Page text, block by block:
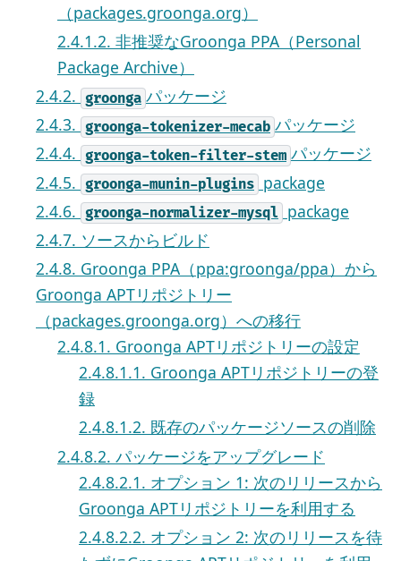
（packages.groonga.org）
2.4.1.2. 非推奨なGroonga PPA（Personal
Package Archive）
2.4.2. groonga パッケージ
2.4.3. groonga-tokenizer-mecab パッケージ
2.4.4. groonga-token-filter-stem パッケージ
2.4.5. groonga-munin-plugins package
2.4.6. groonga-normalizer-mysql package
2.4.7. ソースからビルド
2.4.8. Groonga PPA（ppa:groonga/ppa）から
Groonga APTリポジトリー
（packages.groonga.org）への移行
2.4.8.1. Groonga APTリポジトリーの設定
2.4.8.1.1. Groonga APTリポジトリーの登
録
2.4.8.1.2. 既存のパッケージソースの削除
2.4.8.2. パッケージをアップグレード
2.4.8.2.1. オプション 1: 次のリリースから
Groonga APTリポジトリーを利用する
2.4.8.2.2. オプション 2: 次のリリースを待